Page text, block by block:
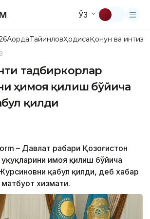
ЎЗ
АқордаТайинловҲодисаҚонун ва
тадбиркорлар
ҳимоя қилиш бўйича
қилди
– Давлат раҳбари Қозоғистон
ҳимоя қилиш бўйича
қабул қилди, деб хабар
хизмати.